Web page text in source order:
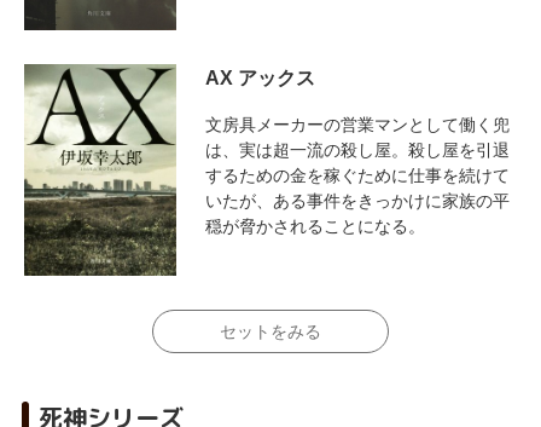
AX アックス
文房具メーカーの営業マンとして働く兜
は、実は超一流の殺し屋。殺し屋を引退
するための金を稼ぐために仕事を続けて
いたが、ある事件をきっかけに家族の平
穏が脅かされることになる。
セットをみる
死神シリーズ